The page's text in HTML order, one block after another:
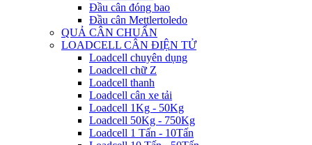
Đầu cân đóng bao
Đầu cân Mettlertoledo
QUẢ CÂN CHUẨN
LOADCELL CÂN ĐIỆN TỬ
Loadcell chuyên dụng
Loadcell chữ Z
Loadcell thanh
Loadcell cân xe tải
Loadcell 1Kg - 50Kg
Loadcell 50Kg - 750Kg
Loadcell 1 Tấn - 10Tấn